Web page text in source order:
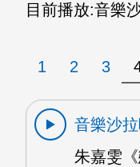
目前播放:音樂
1 2 3
音樂沙
朱嘉雯